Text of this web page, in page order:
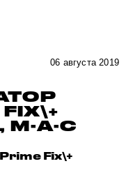
06 августа 2019
Fix\+